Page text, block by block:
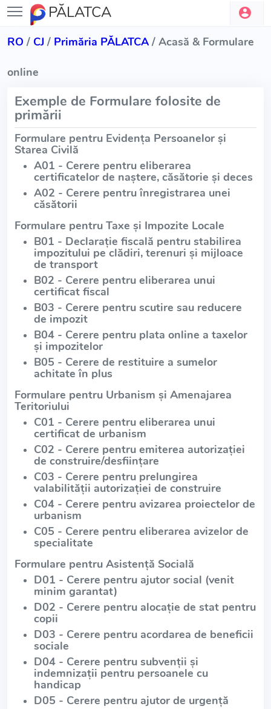
PĂLATCA
RO / CJ / Primăria PĂLATCA / Acasă & Formulare
online
Exemple de Formulare folosite de
primării
Formulare pentru Evidența Persoanelor și
Starea Civilă
A01 - Cerere pentru eliberarea
certificatelor de naștere, căsătorie și deces
A02 - Cerere pentru înregistrarea unei
căsătorii
Formulare pentru Taxe și Impozite Locale
B01 - Declarație fiscală pentru stabilirea
impozitului pe clădiri, terenuri și mijloace
de transport
B02 - Cerere pentru eliberarea unui
certificat fiscal
B03 - Cerere pentru scutire sau reducere
de impozit
B04 - Cerere pentru plata online a taxelor
și impozitelor
B05 - Cerere de restituire a sumelor
achitate în plus
Formulare pentru Urbanism și Amenajarea
Teritoriului
C01 - Cerere pentru eliberarea unui
certificat de urbanism
C02 - Cerere pentru emiterea autorizației
de construire/desființare
C03 - Cerere pentru prelungirea
valabilității autorizației de construire
C04 - Cerere pentru avizarea proiectelor de
urbanism
C05 - Cerere pentru eliberarea avizelor de
specialitate
Formulare pentru Asistență Socială
D01 - Cerere pentru ajutor social (venit
minim garantat)
D02 - Cerere pentru alocație de stat pentru
copii
D03 - Cerere pentru acordarea de beneficii
sociale
D04 - Cerere pentru subvenții și
indemnizații pentru persoanele cu
handicap
D05 - Cerere pentru ajutor de urgență